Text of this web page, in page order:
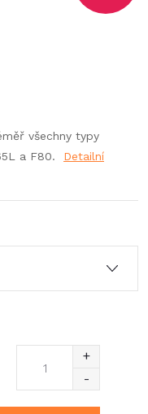
všechny typy
a F80.
Detailní